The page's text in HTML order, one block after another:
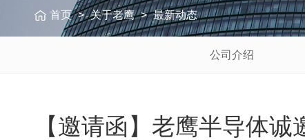
首页 > 关于老鹰 > 最新动态
公司介绍
【邀请函】老鹰半导体